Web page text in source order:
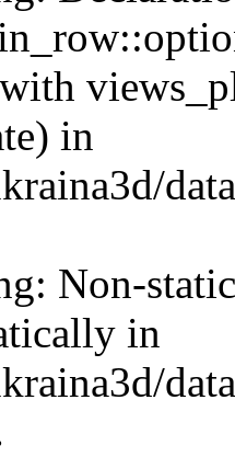
in
Non-
in